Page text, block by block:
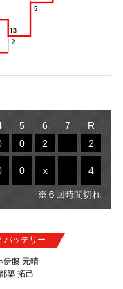
5 6 7
R
0 2
2
0 x 4
※６回時間切れ
バッテリー
伊藤 元晴
築 拓己